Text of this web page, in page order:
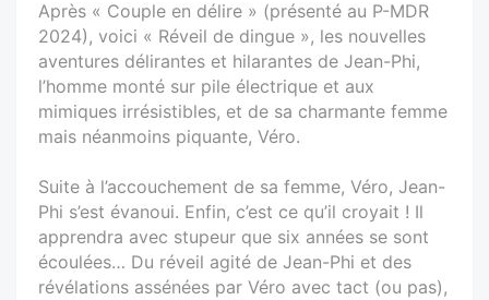
Après « Couple en délire » (présenté au P-MDR
2024), voici « Réveil de dingue », les nouvelles
aventures délirantes et hilarantes de Jean-Phi,
l’homme monté sur pile électrique et aux
mimiques irrésistibles, et de sa charmante femme
mais néanmoins piquante, Véro.
Suite à l’accouchement de sa femme, Véro, Jean-
Phi s’est évanoui. Enfin, c’est ce qu’il croyait ! Il
apprendra avec stupeur que six années se sont
écoulées… Du réveil agité de Jean-Phi et des
révélations assénées par Véro avec tact (ou pas),